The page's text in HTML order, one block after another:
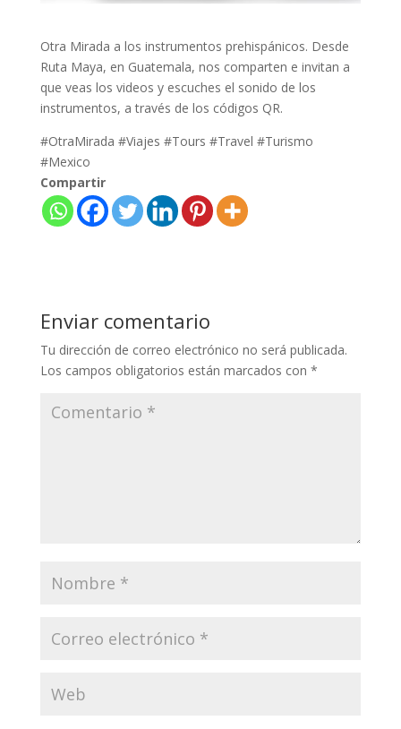
Otra Mirada a los instrumentos prehispánicos. Desde
Ruta Maya, en Guatemala, nos comparten e invitan a
que veas los videos y escuches el sonido de los
instrumentos, a través de los códigos QR.
#OtraMirada #Viajes #Tours #Travel #Turismo
#Mexico
Compartir
Enviar comentario
Tu dirección de correo electrónico no será publicada.
Los campos obligatorios están marcados con *